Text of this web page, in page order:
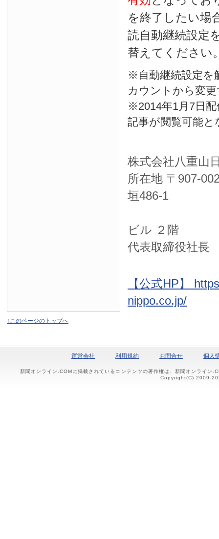
を終了したい場
読自動継続設定
替えてください
※自動継続設定を
カウントから変
※2014年1月7日
記事が閲覧可能
株式会社八重山
所在地 〒 907-
垣486-1
ビル ２階
代表取締役社
【公式HP】
nippo.co.jp/
↑このページのトップへ
運営会社 利用規約 お問合せ 個人
新聞オンライン.COMに掲載されているコンテンツの著作権は、新聞オンライン
Copyright(C) 2009-